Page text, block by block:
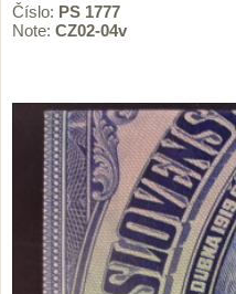
Číslo: PS 1777
Note: CZ02-04v